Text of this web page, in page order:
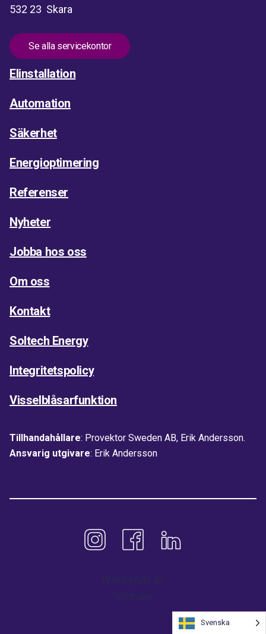
532 23 Skara
Se alla servicekontor
Elinstallation
Automation
Säkerhet
Energioptimering
Referenser
Nyheter
Jobba hos oss
Om oss
Kontakt
Soltech Energy
Integritetspolicy
Visselblåsarfunktion
Tillhandahållare: Provektor Sweden AB, Erik Andersson.
Ansvarig utgivare: Erik Andersson
Svenska